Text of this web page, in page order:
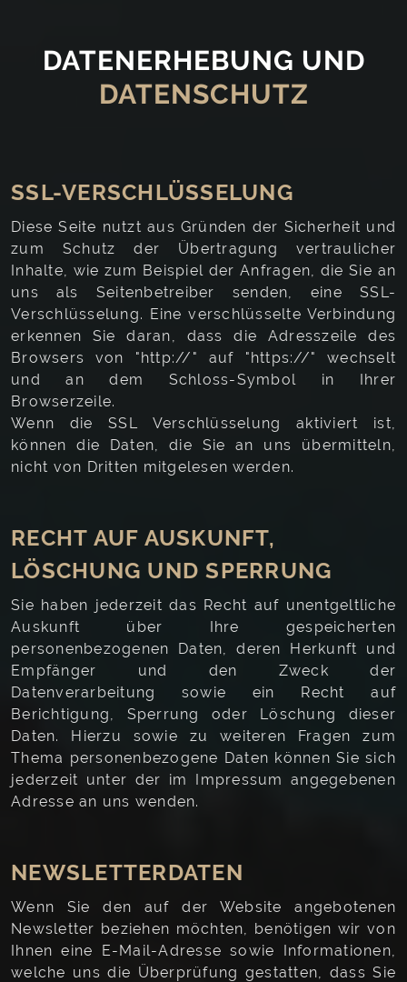
DATENERHEBUNG UND
DATENSCHUTZ
SSL-VERSCHLÜSSELUNG
Diese Seite nutzt aus Gründen der Sicherheit und
zum Schutz der Übertragung vertraulicher
Inhalte, wie zum Beispiel der Anfragen, die Sie an
uns als Seitenbetreiber senden, eine SSL-
Verschlüsselung. Eine verschlüsselte Verbindung
erkennen Sie daran, dass die Adresszeile des
Browsers von "http://" auf "https://" wechselt
und an dem Schloss-Symbol in Ihrer
Browserzeile.
Wenn die SSL Verschlüsselung aktiviert ist,
können die Daten, die Sie an uns übermitteln,
nicht von Dritten mitgelesen werden.
RECHT AUF AUSKUNFT,
LÖSCHUNG UND SPERRUNG
Sie haben jederzeit das Recht auf unentgeltliche
Auskunft über Ihre gespeicherten
personenbezogenen Daten, deren Herkunft und
Empfänger und den Zweck der
Datenverarbeitung sowie ein Recht auf
Berichtigung, Sperrung oder Löschung dieser
Daten. Hierzu sowie zu weiteren Fragen zum
Thema personenbezogene Daten können Sie sich
jederzeit unter der im Impressum angegebenen
Adresse an uns wenden.
NEWSLETTERDATEN
Wenn Sie den auf der Website angebotenen
Newsletter beziehen möchten, benötigen wir von
Ihnen eine E-Mail-Adresse sowie Informationen,
welche uns die Überprüfung gestatten, dass Sie